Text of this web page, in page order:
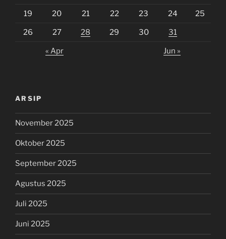
19 20 21 22 23 24 25
26 27 28 29 30 31
« Apr Jun »
ARSIP
November 2025
Oktober 2025
September 2025
Agustus 2025
Juli 2025
Juni 2025